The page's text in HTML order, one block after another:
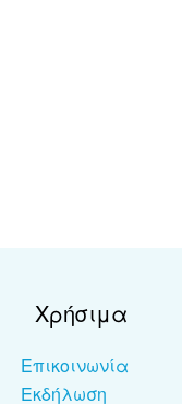
Χρήσιμα
Επικοινωνία
Εκδήλωση